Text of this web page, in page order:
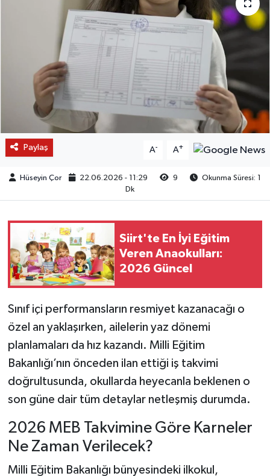
Paylaş A- A+
Hüseyin Çor 22.06.2026 - 11:29 9
Okunma Süresi: 1
Dk
Siirt'te En İyi Eğitim
Veren Anaokulları:
2026 Güncel
Sınıf içi performansların resmiyet kazanacağı o
özel an yaklaşırken, ailelerin yaz dönemi
planlamaları da hız kazandı. Milli Eğitim
Bakanlığı’nın önceden ilan ettiği iş takvimi
doğrultusunda, okullarda heyecanla beklenen o
son güne dair tüm detaylar netleşmiş durumda.
2026 MEB Takvimine Göre Karneler
Ne Zaman Verilecek?
Milli Eğitim Bakanlığı bünyesindeki ilkokul,